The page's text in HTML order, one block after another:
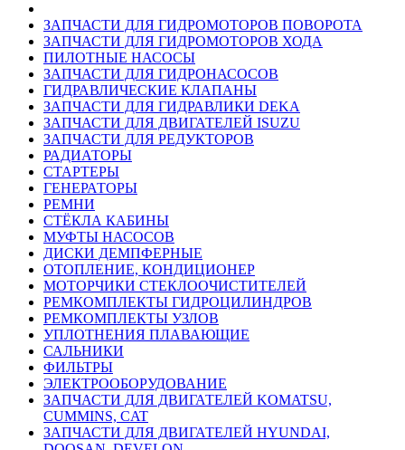
ЗАПЧАСТИ ДЛЯ ГИДРОМОТОРОВ ПОВОРОТА
ЗАПЧАСТИ ДЛЯ ГИДРОМОТОРОВ ХОДА
ПИЛОТНЫЕ НАСОСЫ
ЗАПЧАСТИ ДЛЯ ГИДРОНАСОСОВ
ГИДРАВЛИЧЕСКИЕ КЛАПАНЫ
ЗАПЧАСТИ ДЛЯ ГИДРАВЛИКИ DEKA
ЗАПЧАСТИ ДЛЯ ДВИГАТЕЛЕЙ ISUZU
ЗАПЧАСТИ ДЛЯ РЕДУКТОРОВ
РАДИАТОРЫ
СТАРТЕРЫ
ГЕНЕРАТОРЫ
РЕМНИ
СТЁКЛА КАБИНЫ
МУФТЫ НАСОСОВ
ДИСКИ ДЕМПФЕРНЫЕ
ОТОПЛЕНИЕ, КОНДИЦИОНЕР
МОТОРЧИКИ СТЕКЛООЧИСТИТЕЛЕЙ
РЕМКОМПЛЕКТЫ ГИДРОЦИЛИНДРОВ
РЕМКОМПЛЕКТЫ УЗЛОВ
УПЛОТНЕНИЯ ПЛАВАЮЩИЕ
САЛЬНИКИ
ФИЛЬТРЫ
ЭЛЕКТРООБОРУДОВАНИЕ
ЗАПЧАСТИ ДЛЯ ДВИГАТЕЛЕЙ KOMATSU,
CUMMINS, CAT
ЗАПЧАСТИ ДЛЯ ДВИГАТЕЛЕЙ HYUNDAI,